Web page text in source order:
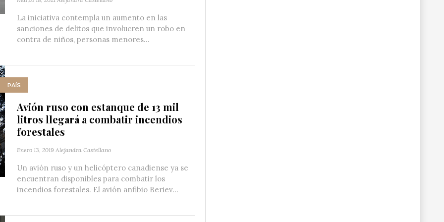
La iniciativa contempla un aumento en las
sanciones de delitos que involucren un robo en
contra de niños, personas menores...
PAÍS
Avión ruso con estanque de 13 mil
litros llegará a combatir incendios
forestales
Enero 13, 2019 Alejandra Castellano
Un avión ruso y un helicóptero canadiense ya se
encuentran disponibles para combatir los
incendios forestales. El avión anfibio Beriev...